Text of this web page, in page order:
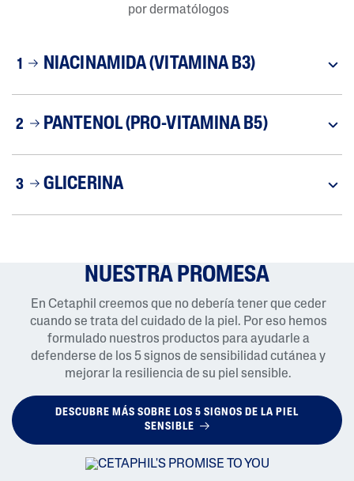
por dermatólogos
1 NIACINAMIDA (VITAMINA B3)
2 PANTENOL (PRO-VITAMINA B5)
3 GLICERINA
NUESTRA PROMESA
En Cetaphil creemos que no debería tener que ceder
cuando se trata del cuidado de la piel. Por eso hemos
formulado nuestros productos para ayudarle a
defenderse de los 5 signos de sensibilidad cutánea y
mejorar la resiliencia de su piel sensible.
DESCUBRE MÁS SOBRE LOS 5 SIGNOS DE LA PIEL
SENSIBLE